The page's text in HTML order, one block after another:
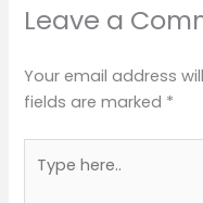
Leave a
Your email address
fields are marked *
here..